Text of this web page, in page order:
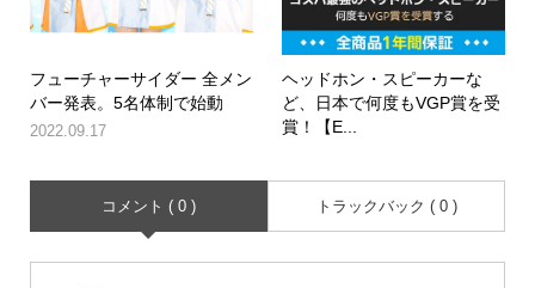
フューチャーサイダー 全メン
バー発表。5名体制で始動
2022.09.17
ヘッドホン・スピーカーな
ど、日本で何度もVGP賞を受
賞！【E...
コメント ( 0 ) トラックバック ( 0 )